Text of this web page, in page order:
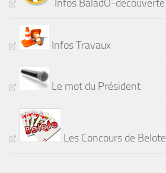
Infos BaladÔ-découverte
Infos Travaux
Le mot du Président
Les Concours de Belote